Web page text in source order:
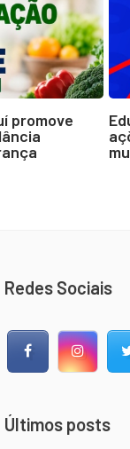
promove
Redes Sociais
Facebook
Últimos posts